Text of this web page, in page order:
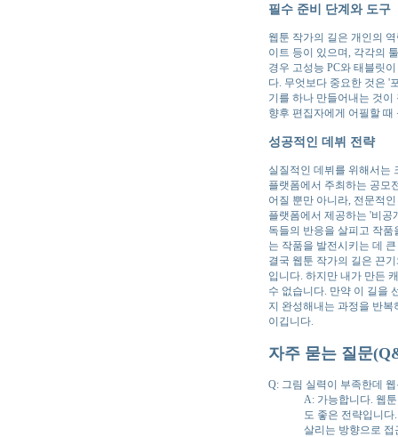
필수 준비 단계와 도구
웹툰 작가의 길은 개인의
이트 등이 있으며, 각각의
경우 고성능 PC와 태블릿
다. 무엇보다 중요한 것은 '
기를 하나 만들어내는 것
향후 편집자에게 어필할 때
성공적인 데뷔 전략
실질적인 데뷔를 위해서는
플랫폼에서 주최하는 공모
어질 뿐만 아니라, 전문적
플랫폼에서 제공하는 '비공
독들의 반응을 살피고 작
는 작품을 발전시키는 데
결국 웹툰 작가의 길은 끈
입니다. 하지만 내가 만든
수 없습니다. 만약 이 길을
지 완성해내는 과정을 반
이깁니다.
자주 묻는 질문
Q: 그림 실력이 부족한데
A: 가능합니다. 웹
도 좋은 전략입니
살리는 방향으로 접